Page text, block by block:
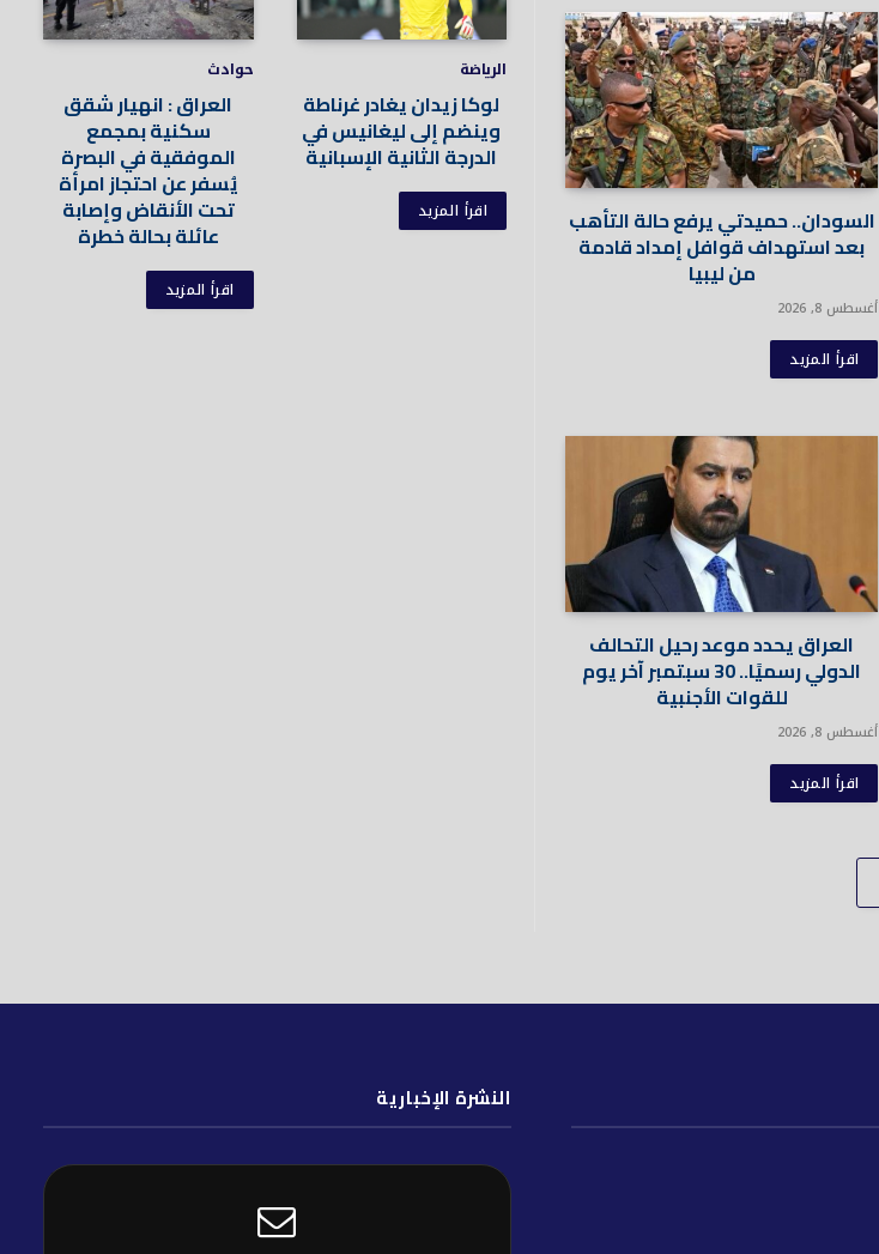
السودان.. حميدتي يرفع حالة التأهب
بعد استهداف قوافل إمداد قادمة
من ليبيا
أغسطس 8, 2026
اقرأ المزيد
العراق يحدد موعد رحيل التحالف
الدولي رسميًا.. 30 سبتمبر آخر يوم
للقوات الأجنبية
أغسطس 8, 2026
اقرأ المزيد
الرياضة
لوكا زيدان يغادر غرناطة
وينضم إلى ليغانيس في
الدرجة الثانية الإسبانية
اقرأ المزيد
حوادث
العراق : انهيار شقق
سكنية بمجمع
الموفقية في البصرة
يُسفر عن احتجاز امرأة
تحت الأنقاض وإصابة
عائلة بحالة خطرة
اقرأ المزيد
النشرة الإخبارية